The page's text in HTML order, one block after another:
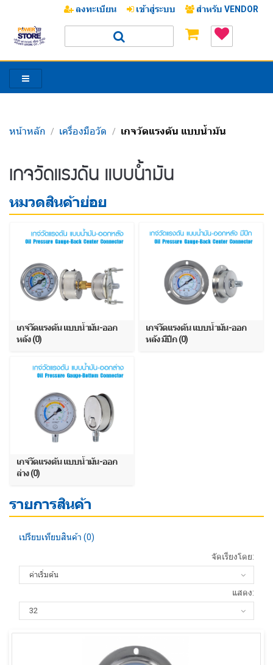
ลงทะเบียน เข้าสู่ระบบ สำหรับ VENDOR
หน้าหลัก / เครื่องมือวัด / เกจวัดแรงดัน แบบน้ำมัน
เกจวัดแรงดัน แบบน้ำมัน
หมวดสินค้าย่อย
เกจ์วัดแรงดัน แบบน้ำมัน-ออก
หลัง (0)
เกจ์วัดแรงดัน แบบน้ำมัน-ออก
หลัง มีปีก (0)
เกจ์วัดแรงดัน แบบน้ำมัน-ออก
ล่าง (0)
รายการสินค้า
เปรียบเทียบสินค้า (0)
จัดเรียงโดย:
แสดง: